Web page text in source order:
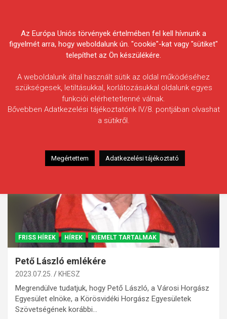
Egyesületek Szövetsége
Címke: Pető László
FRISS HÍREK HÍREK KIEMELT TARTALMAK
Pető László emlékére
2023.07.25. KHESZ
Megrendülve tudatjuk, hogy Pető László, a Városi Horgász
Egyesület elnöke, a Körösvidéki Horgász Egyesületek
Szövetségének korábbi…
Az Európa Uniós törvények értelmében fel kell hívnunk a
figyelmét arra, hogy weboldalunk ún. "cookie"-kat vagy "sütiket"
telepíthet az Ön készülékére.
A weboldalunk által használt sütik az oldal működéséhez
szükségesek, letiltásukkal, korlátozásukkal oldalunk egyes
funkciói elérhetetlenné válnak.
Bővebben Adatkezelési tájékoztatónk IV/8. pontjában olvashat
a sütikről.
Megértettem Adatkezelési tájékoztató